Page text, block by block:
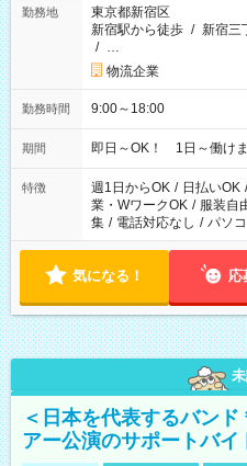
勤務地
東京都新宿区
新宿駅から徒歩 / 新宿三
/ …
物流企業
勤務時間 9:00～18:00
期間 即日～OK！ 1日～働けま
特徴 週1日からOK / 日払いOK /
業・WワークOK / 服装自
集 / 電話対応なし / パソ
気になる！ 応
＜日本を代表するバン
アー公演のサポートバイ